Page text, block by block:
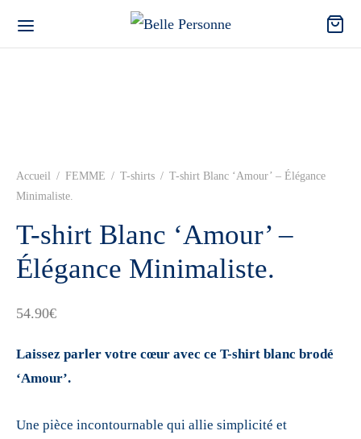
Accueil / FEMME / T-shirts / T-shirt Blanc ‘Amour’ – Élégance
Minimaliste.
T-shirt Blanc ‘Amour’ –
Élégance Minimaliste.
54.90€
Laissez parler votre cœur avec ce T-shirt blanc brodé
‘Amour’.
Une pièce incontournable qui allie simplicité et